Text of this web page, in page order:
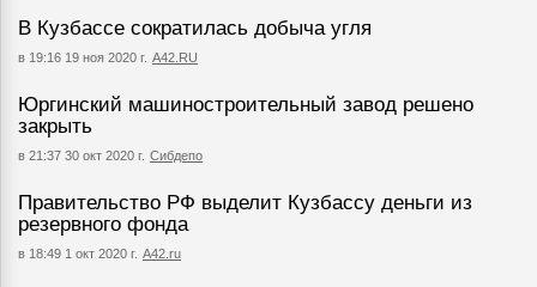
В Кузбассе сократилась добыча угля
в 19:16 19 ноя 2020 г. А42.RU
Юргинский машиностроительный завод решено
закрыть
в 21:37 30 окт 2020 г. Сибдепо
Правительство РФ выделит Кузбассу деньги из
резервного фонда
в 18:49 1 окт 2020 г. A42.ru